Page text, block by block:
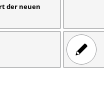
der neuen